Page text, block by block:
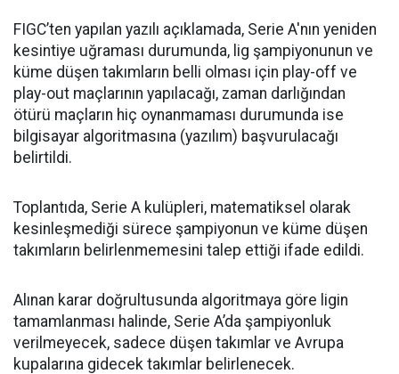
FIGC’ten yapılan yazılı açıklamada, Serie A'nın yeniden
kesintiye uğraması durumunda, lig şampiyonunun ve
küme düşen takımların belli olması için play-off ve
play-out maçlarının yapılacağı, zaman darlığından
ötürü maçların hiç oynanmaması durumunda ise
bilgisayar algoritmasına (yazılım) başvurulacağı
belirtildi.
Toplantıda, Serie A kulüpleri, matematiksel olarak
kesinleşmediği sürece şampiyonun ve küme düşen
takımların belirlenmemesini talep ettiği ifade edildi.
Alınan karar doğrultusunda algoritmaya göre ligin
tamamlanması halinde, Serie A’da şampiyonluk
verilmeyecek, sadece düşen takımlar ve Avrupa
kupalarına gidecek takımlar belirlenecek.